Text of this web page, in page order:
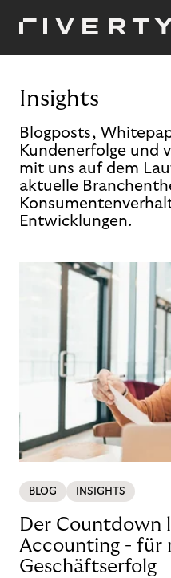
Insights
Blogposts,
Kundenerfolge und
mit uns auf dem
aktuelle
Entwicklungen.
BLOG INSIGHTS
Der Countdown
Accounting - für
Geschäftserfolg